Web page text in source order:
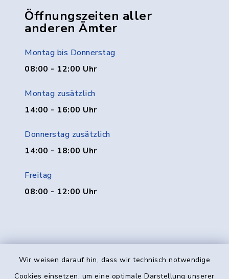
Wir weisen darauf hin, dass wir technisch notwendige
Cookies einsetzen, um eine optimale Darstellung unserer
Öffnungszeiten aller
anderen Ämter
Montag bis Donnerstag
08:00 - 12:00 Uhr
Montag zusätzlich
14:00 - 16:00 Uhr
Donnerstag zusätzlich
14:00 - 18:00 Uhr
Freitag
08:00 - 12:00 Uhr
Kontakt